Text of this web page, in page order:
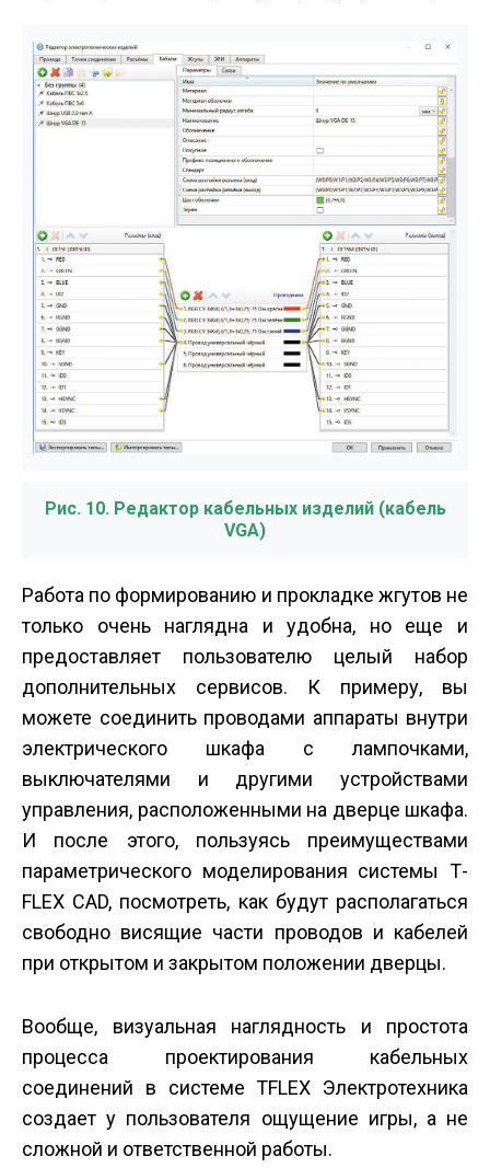
Рис. 10. Редактор кабельных изделий (кабель
VGA)
Работа по формированию и прокладке жгутов не
только очень наглядна и удобна, но еще и
предоставляет пользователю целый набор
дополнительных сервисов. К примеру, вы
можете соединить проводами аппараты внутри
электрического шкафа с лампочками,
выключателями и другими устройствами
управления, расположенными на дверце шкафа.
И после этого, пользуясь преимуществами
параметрического моделирования системы T­
FLEX CAD, посмотреть, как будут располагаться
свободно висящие части проводов и кабелей
при открытом и закрытом положении дверцы.
Вообще, визуальная наглядность и простота
процесса проектирования кабельных
соединений в системе T­FLEX Электротехника
создает у пользователя ощущение игры, а не
сложной и ответственной работы.